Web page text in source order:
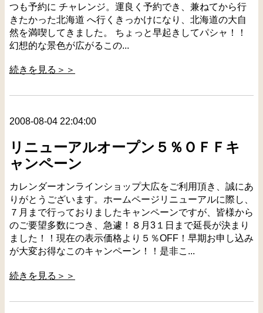
つも予約に チャレンジ。運良く予約でき、兼ねてから行
きたかった北海道 へ行くきっかけになり、北海道の大自
然を満喫してきました。 ちょっと早起きしてパシャ！！
幻想的な景色が広がるこの...
続きを見る＞＞
2008-08-04 22:04:00
リニューアルオープン５％ＯＦＦキ
ャンペーン
カレンダーオンラインショップ大広をご利用頂き、誠にあ
りがとうございます。ホームページリニューアルに際し、
７月まで行っておりましたキャンペーンですが、皆様から
のご要望多数につき、急遽！８月3１日まで延長が決まり
ました！！現在の表示価格より５％OFF！早期お申し込み
が大変お得なこのキャンペーン！！是非こ...
続きを見る＞＞